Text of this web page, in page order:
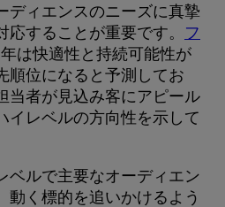
ディエンスのニーズに真摯
することが重要です。 フ
は快適性と持続可能性が
順位になると予測してお
当者が見込み客にアピール
イレベルの方向性を示して
ベルで主要なオーディエン
動く標的を追いかけるよう